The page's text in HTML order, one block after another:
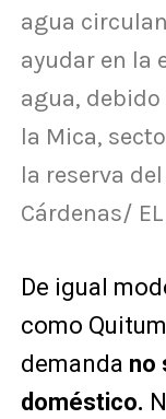
agua
ayudar en la
agua,
la Mica,
la reserva
Cárdenas/ EL
De igual
como
demanda no
doméstico.